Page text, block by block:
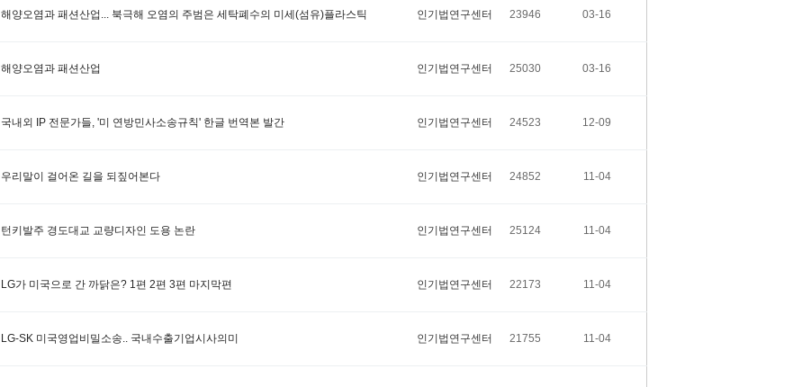
해양오염과 패션산업... 북극해 오염의 주범은 세탁폐수의 미세(섬유)플라스틱 인기법연구센터 23946 03-16
해양오염과 패션산업 인기법연구센터 25030 03-16
국내외 IP 전문가들, '미 연방민사소송규칙' 한글 번역본 발간 인기법연구센터 24523 12-09
우리말이 걸어온 길을 되짚어본다 인기법연구센터 24852 11-04
턴키발주 경도대교 교량디자인 도용 논란 인기법연구센터 25124 11-04
LG가 미국으로 간 까닭은? 1편 2편 3편 마지막편 인기법연구센터 22173 11-04
LG-SK 미국영업비밀소송.. 국내수출기업시사의미 인기법연구센터 21755 11-04